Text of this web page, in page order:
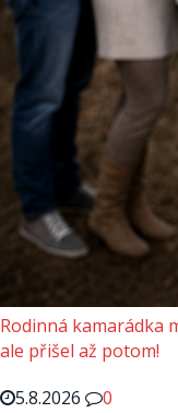
Rodinná kamarádka
ale přišel až potom!
5.8.2026
0